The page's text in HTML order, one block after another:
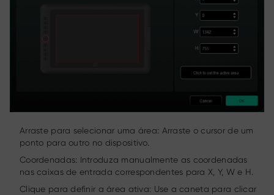
Arraste para selecionar uma área: Arraste o cursor de um
ponto para outro no dispositivo.
Coordenadas: Introduza manualmente as coordenadas
nas caixas de entrada correspondentes para X, Y, W e H.
Clique para definir a área ativa: Use a caneta para clicar